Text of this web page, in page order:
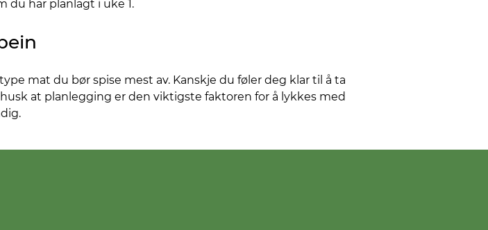
du har planlagt i uke 1.
mat du bør spise mest av. Kanskje du føler deg klar til å ta
at planlegging er den viktigste faktoren for å lykkes med